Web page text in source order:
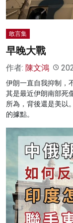
敢言集
早晚大戰
作者: 陳文鴻
伊朗一直自我抑制，
其是最近伊朗南部死
所為，背後還是美以
的據點。